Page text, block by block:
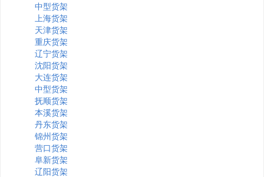
中型货架
上海货架
天津货架
重庆货架
辽宁货架
沈阳货架
大连货架
中型货架
抚顺货架
本溪货架
丹东货架
锦州货架
营口货架
阜新货架
辽阳货架